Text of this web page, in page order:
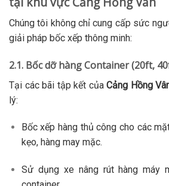
Chúng tôi không chỉ cung cấp sức
giải pháp bốc xếp thông minh:
2.1. Bốc dỡ hàng Container (20ft,
Tại các bãi tập kết của Cảng Hồng
lý:
Bốc xếp hàng thủ công cho các
kẹo, hàng may mặc.
Sử dụng xe nâng rút hàng máy